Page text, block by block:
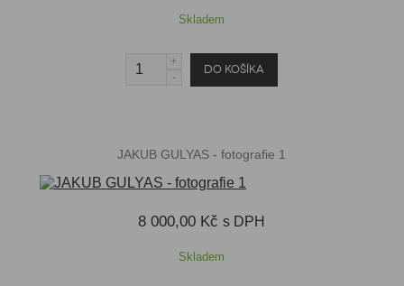
Skladem
JAKUB GULYAS - fotografie 1
8 000,00 Kč s DPH
Skladem